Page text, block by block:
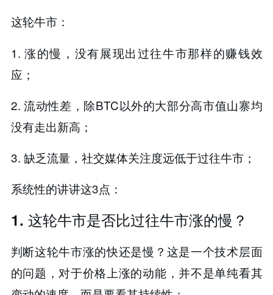
这轮牛市：
1. 涨的慢，没有展现出过往牛市那样的赚钱效
应；
2. 流动性差，除BTC以外的大部分高市值山寨均
没有走出新高；
3. 缺乏流量，社交媒体关注度远低于过往牛市；
系统性的讲讲这3点：
1. 这轮牛市是否比过往牛市涨的慢？
判断这轮牛市涨的快还是慢？这是一个技术层面
的问题，对于价格上涨的动能，并不是单纯看其